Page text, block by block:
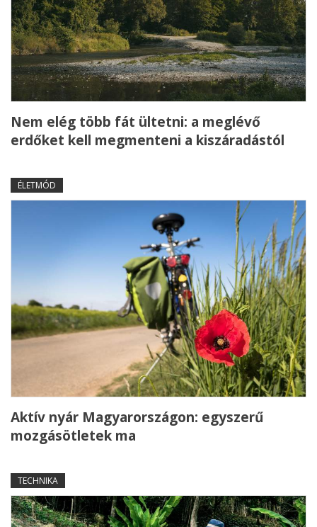
Nem elég több fát ültetni: a meglévő
erdőket kell megmenteni a kiszáradástól
ÉLETMÓD
Aktív nyár Magyarországon: egyszerű
mozgásötletek ma
TECHNIKA